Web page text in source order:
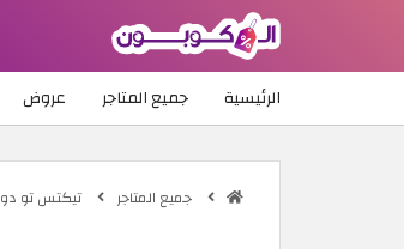
الرئيسية جميع المتاجر عروض
جميع المتاجر تيكتس تو دو